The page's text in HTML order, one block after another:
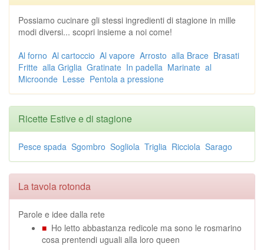
Possiamo cucinare gli stessi ingredienti di stagione in mille
modi diversi... scopri insieme a noi come!
Al forno Al cartoccio Al vapore Arrosto alla Brace Brasati
Fritte alla Griglia Gratinate In padella Marinate al
Microonde Lesse Pentola a pressione
Ricette Estive e di stagione
Pesce spada Sgombro Sogliola Triglia Ricciola Sarago
La tavola rotonda
Parole e idee dalla rete
■ Ho letto abbastanza redicole ma sono le rosmarino
cosa prentendi uguali alla loro queen